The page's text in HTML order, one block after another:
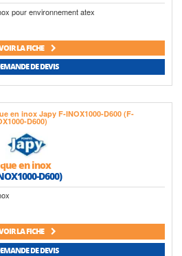
pour environnement atex
LA FICHE
DE DEVIS
en inox
D600)
LA FICHE
DE DEVIS